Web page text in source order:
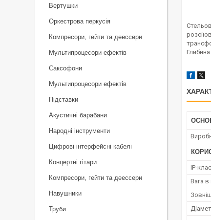
IP-клас
Вага в
Вертушки
Оркестрова перкусія
Компресори, гейти та деессери
Мультипроцесори ефектів
Саксофони
Мультипроцесори ефектів
Підставки
Акустичні барабани
Народні інструменти
Цифрові інтерфейсні кабелі
Концертні гітари
Компресори, гейти та деессери
Навушники
Труби